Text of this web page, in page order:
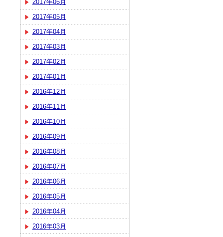
2017年06月
2017年05月
2017年04月
2017年03月
2017年02月
2017年01月
2016年12月
2016年11月
2016年10月
2016年09月
2016年08月
2016年07月
2016年06月
2016年05月
2016年04月
2016年03月